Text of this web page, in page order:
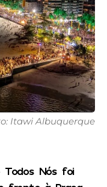
Itawi Albuquerque
Nós foi